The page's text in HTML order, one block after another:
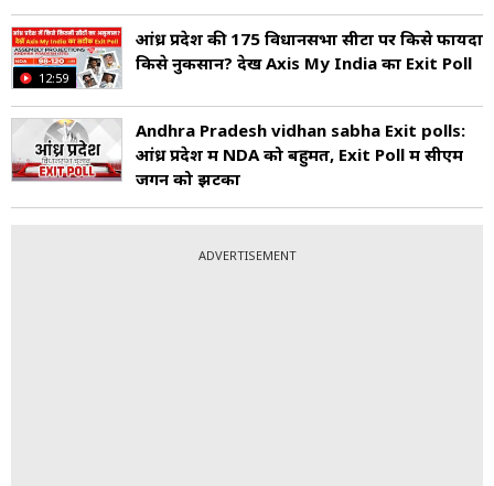
12:59
आंध्र प्रदेश की 175 विधानसभा सीटों पर क‍िसे फायदा
क‍िसे नुकसान? देखें Axis My India का Exit Poll
Andhra Pradesh vidhan sabha Exit polls:
आंध्र प्रदेश में NDA को बहुमत, Exit Poll में सीएम
जगन को झटका
ADVERTISEMENT